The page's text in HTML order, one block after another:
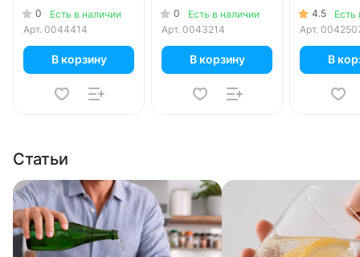
0.5 литра, газ,
стекло, 20 шт. в уп.
0
Есть в наличии
Арт. 0044414
В корзину
0
Есть в наличии
Арт. 0043214
В корзину
литра,
6 шт. в уп.
4.5
Есть
Арт.
В
Статьи